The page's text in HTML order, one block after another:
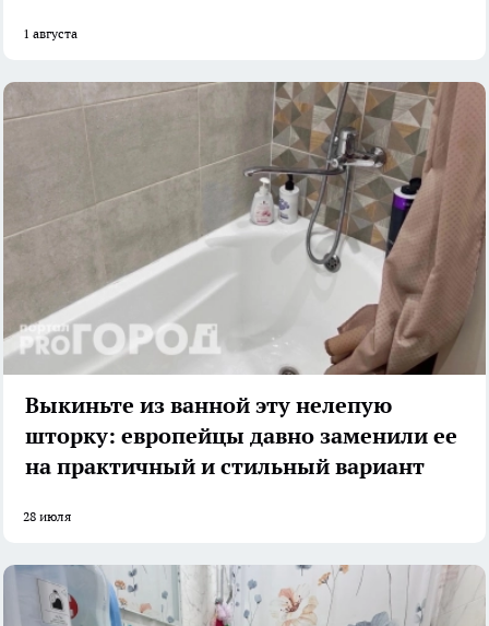
1 августа
Выкиньте из ванной эту нелепую
шторку: европейцы давно заменили ее
на практичный и стильный вариант
28 июля